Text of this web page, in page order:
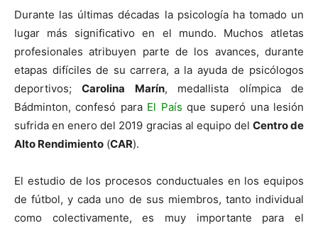
Durante las últimas décadas la psicología ha tomado un
lugar más significativo en el mundo. Muchos atletas
profesionales atribuyen parte de los avances, durante
etapas difíciles de su carrera, a la ayuda de psicólogos
deportivos;Carolina Marín, medallista olímpica de
Bádminton, confesó para El País que superó una lesión
sufrida en enero del 2019 gracias al equipo del Centro de
Alto Rendimiento (CAR).
El estudio de los procesos conductuales en los equipos
de fútbol, y cada uno de sus miembros, tanto individual
como colectivamente, es muy importante para el